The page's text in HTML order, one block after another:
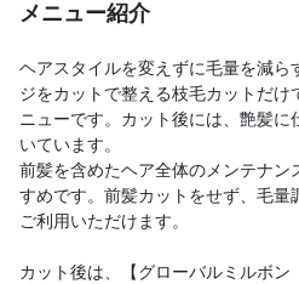
メニュー紹介
ヘアスタイルを変えずに毛量を減ら
ジをカットで整える枝毛カットだけ
ニューです。カット後には、艶髪に
いています。
前髪を含めたヘア全体のメンテナン
すめです。前髪カットをせず、毛量
ご利用いただけます。
カット後は、【グローバルミルボン